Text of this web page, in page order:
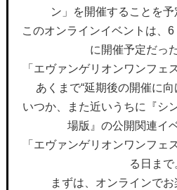
ン」を開催することを予
このオンラインイベントは、
に開催予定だっ
「エヴァンゲリオンワンフェ
あくまで“延期後の開催に向
いつか、また近いうちに『シ
場版』の公開関連イ
「エヴァンゲリオンワンフェ
る日まで
まずは、オンラインでお